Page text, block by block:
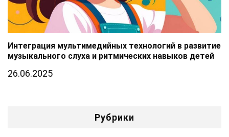
Интеграция мультимедийных технологий в развитие
музыкального слуха и ритмических навыков детей
26.06.2025
Рубрики